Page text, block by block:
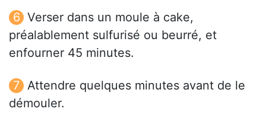
Verser dans un moule à cake,
préalablement sulfurisé ou beurré, et
enfourner 45 minutes.
Attendre quelques minutes avant de le
démouler.